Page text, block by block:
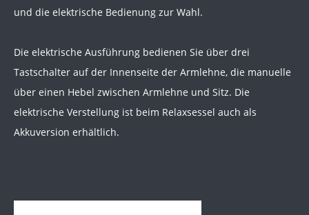
und die elektrische Bedienung zur Wahl.
Die elektrische Ausführung bedienen Sie über drei
Tastschalter auf der Innenseite der Armlehne, die manuelle
über einen Hebel zwischen Armlehne und Sitz. Die
elektrische Verstellung ist beim Relaxsessel auch als
Akkuversion erhältlich.